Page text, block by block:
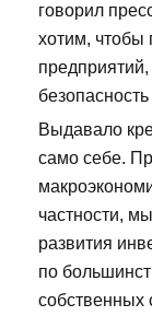
говорил
хотим, чтобы
предприятий,
Выдавало
само себе.
частности,
развития
по
собственных